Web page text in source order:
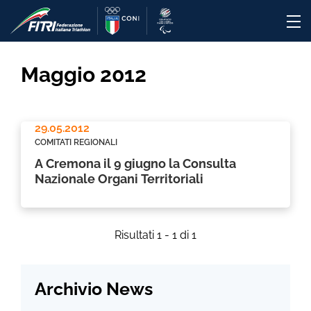
Maggio 2012
29.05.2012
COMITATI REGIONALI
A Cremona il 9 giugno la Consulta
Nazionale Organi Territoriali
Risultati 1 - 1 di 1
Archivio News